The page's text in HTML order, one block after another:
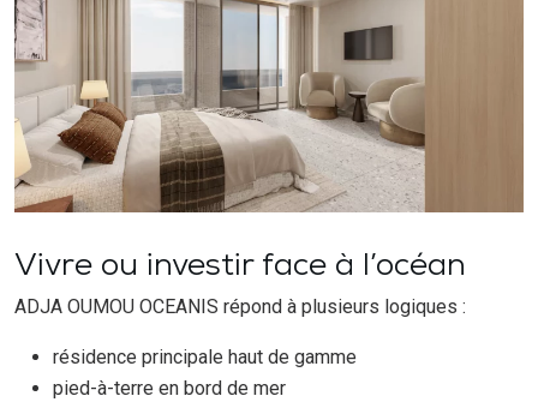
Vivre ou investir face à l’océan
ADJA OUMOU OCEANIS répond à plusieurs logiques :
résidence principale haut de gamme
pied-à-terre en bord de mer